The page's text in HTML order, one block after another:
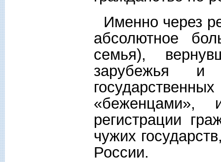
Именно через
абсолютное
семья),
зарубежья и
регистрации
чужих
России.